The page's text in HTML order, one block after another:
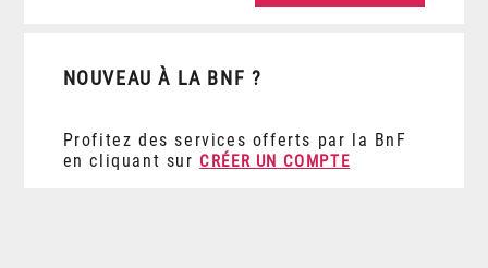
NOUVEAU À LA BNF ?
Profitez des services offerts par la BnF
en cliquant sur CRÉER UN COMPTE